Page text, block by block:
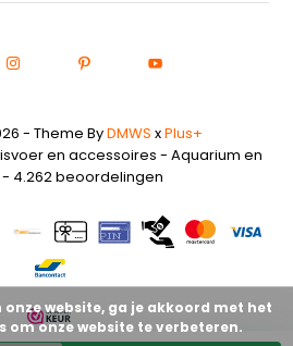
- Theme ByDMWS xPlus+
en accessoires - Aquarium en
- 4.262 beoordelingen
website, ga je akkoord met het
om onze website te verbeteren.